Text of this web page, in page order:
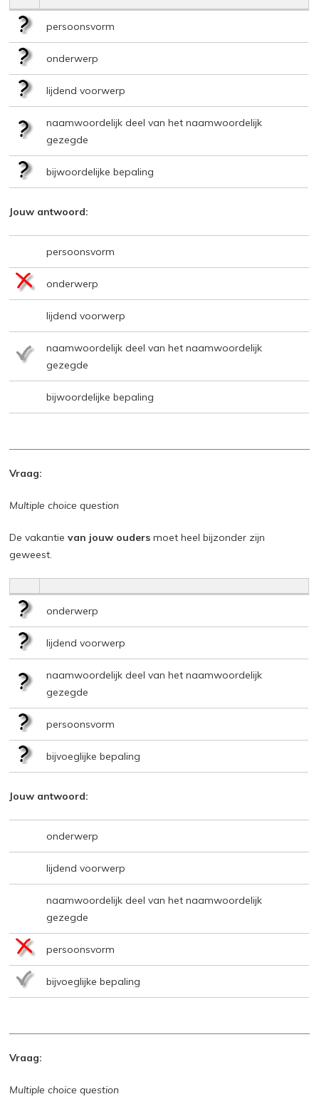
persoonsvorm
onderwerp
lijdend voorwerp
naamwoordelijk deel van het naamwoordelijk
gezegde
bijwoordelijke bepaling
Jouw antwoord:
persoonsvorm
onderwerp
lijdend voorwerp
naamwoordelijk deel van het naamwoordelijk
gezegde
bijwoordelijke bepaling
Vraag:
Multiple choice question
De vakantievan jouw ouders moet heel bijzonder zijn
geweest.
onderwerp
lijdend voorwerp
naamwoordelijk deel van het naamwoordelijk
gezegde
persoonsvorm
bijvoeglijke bepaling
Jouw antwoord:
onderwerp
lijdend voorwerp
naamwoordelijk deel van het naamwoordelijk
gezegde
persoonsvorm
bijvoeglijke bepaling
Vraag:
Multiple choice question